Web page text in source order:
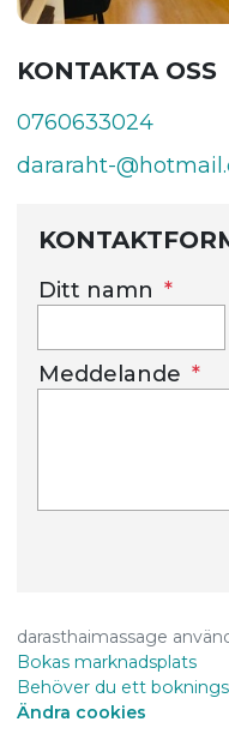
KONTAKTA OSS
0760633024
dararaht-
Ditt namn
Meddelande
darasthaimassage
Bokas marknadsplats
Behöver du ett
Ändra cookies